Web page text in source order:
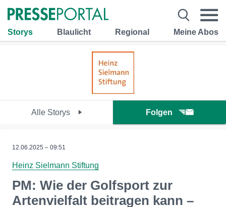
Storys Blaulicht Regional Meine Abos
Alle Storys Folgen
12.06.2025 – 09:51
Heinz Sielmann Stiftung
PM: Wie der Golfsport zur
Artenvielfalt beitragen kann –